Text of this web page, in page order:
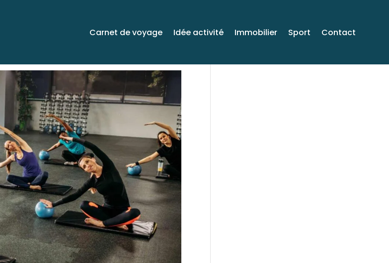
Carnet de voyage Idée activité Immobilier Sport Contact
Venez voyager avec